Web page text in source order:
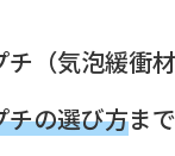
（気泡緩衝
チの選び方ま